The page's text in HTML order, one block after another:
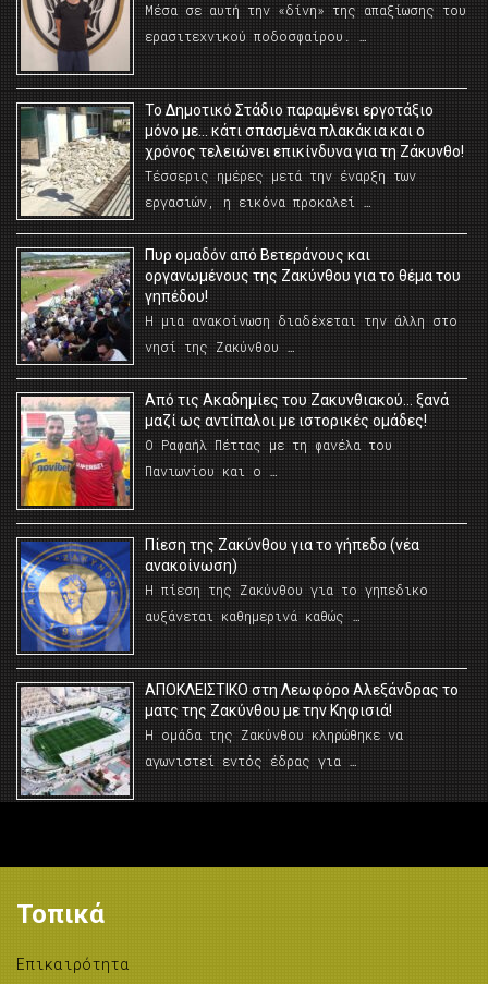
Μέσα σε αυτή την «δίνη» της απαξίωσης του
ερασιτεχνικού ποδοσφαίρου. …
Το Δημοτικό Στάδιο παραμένει εργοτάξιο
μόνο με… κάτι σπασμένα πλακάκια και ο
χρόνος τελειώνει επικίνδυνα για τη Ζάκυνθο!
Τέσσερις ημέρες μετά την έναρξη των
εργασιών, η εικόνα προκαλεί …
Πυρ ομαδόν από Βετεράνους και
οργανωμένους της Ζακύνθου για το θέμα του
γηπέδου!
Η μια ανακοίνωση διαδέχεται την άλλη στο
νησί της Ζακύνθου …
Από τις Ακαδημίες του Ζακυνθιακού… ξανά
μαζί ως αντίπαλοι με ιστορικές ομάδες!
Ο Ραφαήλ Πέττας με τη φανέλα του
Πανιωνίου και ο …
Πίεση της Ζακύνθου για το γήπεδο (νέα
ανακοίνωση)
Η πίεση της Ζακύνθου για το γηπεδικο
αυξάνεται καθημερινά καθώς …
AΠΟΚΛΕΙΣΤΙΚΟ στη Λεωφόρο Αλεξάνδρας το
ματς της Ζακύνθου με την Κηφισιά!
Η ομάδα της Ζακύνθου κληρώθηκε να
αγωνιστεί εντός έδρας για …
Τοπικά
Επικαιρότητα